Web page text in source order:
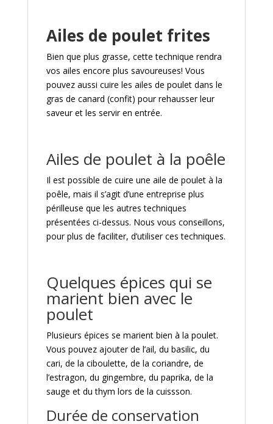
Ailes de poulet frites
Bien que plus grasse, cette technique rendra
vos ailes encore plus savoureuses! Vous
pouvez aussi cuire les ailes de poulet dans le
gras de canard (confit) pour rehausser leur
saveur et les servir en entrée.
Ailes de poulet à la poêle
Il est possible de cuire une aile de poulet à la
poêle, mais il s’agit d’une entreprise plus
périlleuse que les autres techniques
présentées ci-dessus. Nous vous conseillons,
pour plus de faciliter, d’utiliser ces techniques.
Quelques épices qui se
marient bien avec le
poulet
Plusieurs épices se marient bien à la poulet.
Vous pouvez ajouter de l’ail, du basilic, du
cari, de la ciboulette, de la coriandre, de
l’estragon, du gingembre, du paprika, de la
sauge et du thym lors de la cuissson.
Durée de conservation